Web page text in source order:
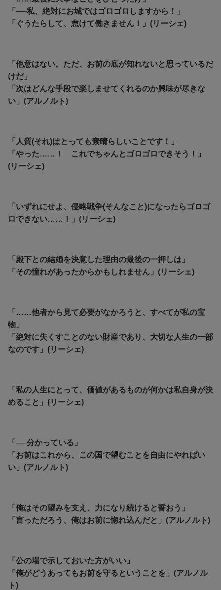
「──私、絶対にお城ではゴロゴロしますから！」
「ぐうたらして、怠けて働きません！」(リーシェ)
「他意はない。ただ、お前の底が知れないと思っているだ
けだ」
「次はどんな手段で楽しませてくれるのか興味が尽きな
い」(アルノルト)
「人質(それ)はとっても素晴らしいことです！」
「やった……！ これでちゃんとゴロゴロできそう！」
(リーシェ)
「いずれにせよ、侵略戦争(そんなこと)になったらゴロゴ
ロできない……！」(リーシェ)
「殿下との結婚を決意した理由の最後の一押しは」
「その憧れがあったからかもしれません」(リーシェ)
「……他者から見て必要がなかろうと、すべてが私の宝
物」
「絶対に失くすことのない財産であり、大切な人生の一部
なのです」(リーシェ)
「私の人生にとって、価値があるものが何かは私自身が決
めること」(リーシェ)
「──分かっている」
「お前はこれから、この国で望むことを自由にやればい
い」(アルノルト)
「俺はその望みを支え、力になり続けると誓おう」
「言っただろう、俺はお前に惚れ込んだと」(アルノルト)
「公の場で示しておいた方がいい」
「俺がどうあってもお前を守るということを」(アルノル
ト)